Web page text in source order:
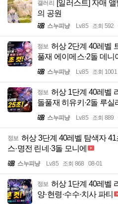
갤러리
[일러스트] 자매
의 공원
스누피냥 Lv.85 조회 592
정보 허상 2단계 40레벨
풀재 에이메스·2돌 데니
스누피냥 Lv.85 조회 1001
정보 허상 1단계 40레벨
돌풀재 히유키·2돌 루실
스누피냥 Lv.85 조회 889
정보 허상 3단계 40레벨 탐색자
스·명전 린네·3돌 모니에
스누피냥 Lv.85 조회 868 08-01
정보 허상 1단계 40레벨
양·현령·수수·치사 파티